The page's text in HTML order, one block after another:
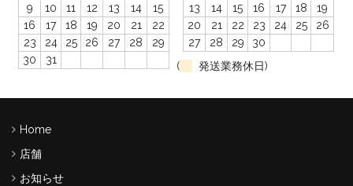
9
10 11 12 13 14
15
16
17 18 19 20 21
22
23
24 25 26 27 28
29
30
31
13
14 15 16 17 18
19
20
21 22 23 24 25
26
27
28 29
30
(
発送業務休日)
Home
店舗
お知らせ